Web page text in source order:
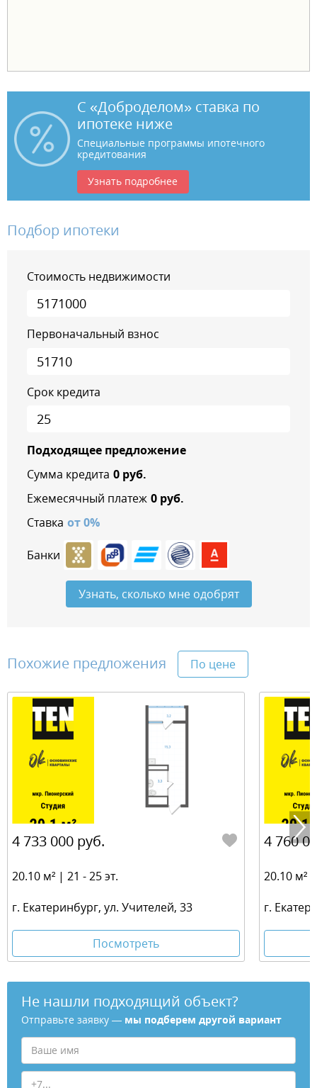
С «Доброделом» ставка по
ипотеке ниже
Специальные программы ипотечного
кредитования
Узнать подробнее
Подбор ипотеки
Стоимость недвижимости
Первоначальный взнос
Срок кредита
Подходящее предложение
Сумма кредита 0руб.
Ежемесячный платеж 0руб.
Ставка от0%
Банки
Узнать, сколько мне одобрят
Похожие предложения По цене
4 733 000 руб.
20.10 м² | 21 - 25 эт.
г. Екатеринбург, ул. Учителей, 33
Посмотреть
4 760
20.10 м²
г.
Не нашли подходящий объект?
Отправьте заявку — мы подберем другой вариант